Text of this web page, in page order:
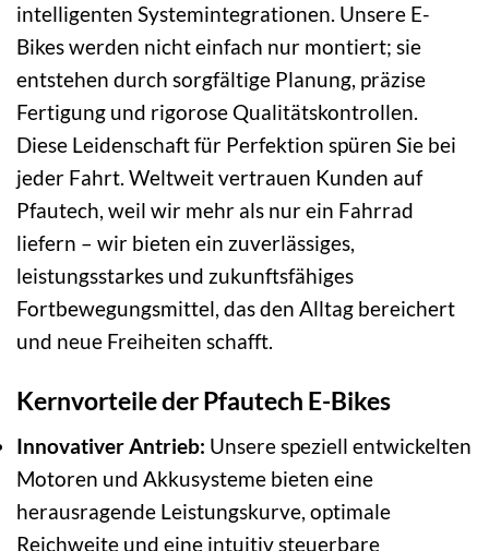
intelligenten Systemintegrationen. Unsere E-
Bikes werden nicht einfach nur montiert; sie
entstehen durch sorgfältige Planung, präzise
Fertigung und rigorose Qualitätskontrollen.
Diese Leidenschaft für Perfektion spüren Sie bei
jeder Fahrt. Weltweit vertrauen Kunden auf
Pfautech, weil wir mehr als nur ein Fahrrad
liefern – wir bieten ein zuverlässiges,
leistungsstarkes und zukunftsfähiges
Fortbewegungsmittel, das den Alltag bereichert
und neue Freiheiten schafft.
Kernvorteile der Pfautech E-Bikes
Innovativer Antrieb: Unsere speziell entwickelten
Motoren und Akkusysteme bieten eine
herausragende Leistungskurve, optimale
Reichweite und eine intuitiv steuerbare